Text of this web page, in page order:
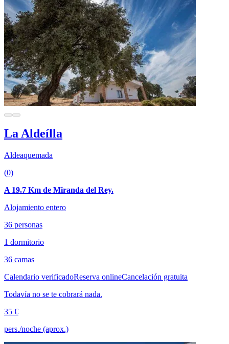
La Aldeílla
Aldeaquemada
(0)
A 19.7 Km de Miranda del Rey.
Alojamiento entero
36 personas
1 dormitorio
36 camas
Calendario verificadoReserva onlineCancelación gratuita
Todavía no se te cobrará nada.
35 €
pers./noche (aprox.)